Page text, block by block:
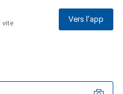
vite Vers l'app